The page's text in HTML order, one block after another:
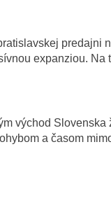
predajni
expanziou.
východ
a časom